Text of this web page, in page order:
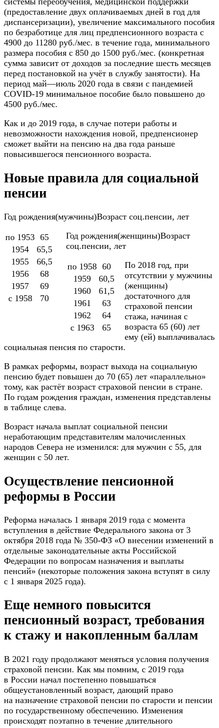
(предоставление двух оплачиваемых дней в год для
диспансеризации), увеличение максимального пособия
по безработице для лиц предпенсионного возраста с
4900 до 11280 руб./мес. в течение года, минимального
размера пособия с 850 до 1500 руб./мес. (конкретная
сумма зависит от доходов за последние шесть месяцев
перед постановкой на учёт в службу занятости). На
период май—июль 2020 года в связи с пандемией
COVID-19 минимальное пособие было повышено до
4500 руб./мес.
Как и до 2019 года, в случае потери работы и
невозможности нахождения новой, предпенсионер
сможет выйти на пенсию на два года раньше
повысившегося пенсионного возраста.
Новые правила для социальной
пенсии
Год рождения(мужчины)Возраст соц.пенсии, лет
по 1953 65
1954
65,5
1955
66,5
1956
68
1957
69
с 1958
70
Год рождения(женщины)Возраст
соц.пенсии, лет
по 1958 60
1959
60,5
1960
61,5
1961
63
1962
64
с 1963
65
По 2018 год, при
отсутствии у мужчины
(женщины)
достаточного для
страховой пенсии
стажа, начиная с
возраста 65 (60) лет
ему (ей) выплачивалась
социальная пенсия по старости.
В рамках реформы, возраст выхода на социальную
пенсию будет повышен до 70 (65) лет «параллельно»
тому, как растёт возраст страховой пенсии в стране.
По годам рождения граждан, изменения представлены
в таблице слева.
Возраст начала выплат социальной пенсии
неработающим представителям малочисленных
народов Севера не изменился: для мужчин с 55, для
женщин с 50 лет.
Осуществление пенсионной
реформы в России
Реформа началась 1 января 2019 года с момента
вступления в действие Федерального закона от 3
октября 2018 года № 350-ФЗ «О внесении изменений в
отдельные законодательные акты Российской
Федерации по вопросам назначения и выплаты
пенсий» (некоторые положения закона вступят в силу
с 1 января 2025 года).
Еще немного повысится
пенсионный возраст, требования
к стажу и накопленным баллам
В 2021 году продолжают меняться условия получения
страховой пенсии. Как мы помним, с 2019 года
в России начал постепенно повышаться
общеустановленный возраст, дающий право
на назначение страховой пенсии по старости и пенсии
по государственному обеспечению. Изменения
происходят поэтапно в течение длительного